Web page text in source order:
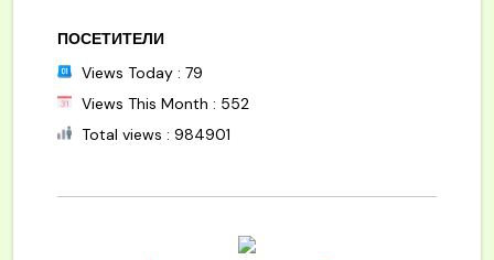
ПОСЕТИТЕЛИ
Views Today : 79
Views This Month : 552
Total views : 984901